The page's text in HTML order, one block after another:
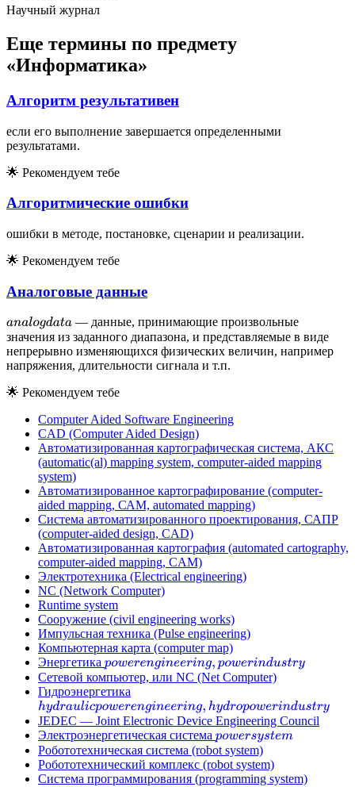
Научный журнал
Еще термины по предмету
«Информатика»
Алгоритм результативен
если его выполнение завершается определенными
результатами.
🌟 Рекомендуем тебе
Алгоритмические ошибки
ошибки в методе, постановке, сценарии и реализации.
🌟 Рекомендуем тебе
Аналоговые данные
analogdata
— данные, принимающие произвольные
значения из заданного диапазона, и представляемые в виде
непрерывно изменяющихся физических величин, например
напряжения, длительности сигнала и т.п.
🌟 Рекомендуем тебе
Computer Aided Software Engineering
CAD (Computer Aided Design)
Автоматизированная картографическая система, АКС
(automatic(al) mapping system, computer-aided mapping
system)
Автоматизированное картографирование (computer-
aided mapping, САМ, automated mapping)
Система автоматизированного проектирования, САПР
(computer-aided design, CAD)
Автоматизированная картография (automated cartography,
computer-aided mapping, CAM)
Электротехника (Electrical engineering)
NC (Network Computer)
Runtime system
Сооружение (civil engineering works)
Импульсная техника (Pulse engineering)
Компьютерная карта (computer map)
Энергетика powerengineering,powerindustry
Сетевой компьютер, или NC (Net Computer)
Гидроэнергетика
hydraulicpowerengineering,hydro powerindustry
JEDEC — Joint Electronic Device Engineering Council
Электроэнергетическая система powersystem
Робототехническая система (robot system)
Робототехнический комплекс (robot system)
Система программирования (programming system)